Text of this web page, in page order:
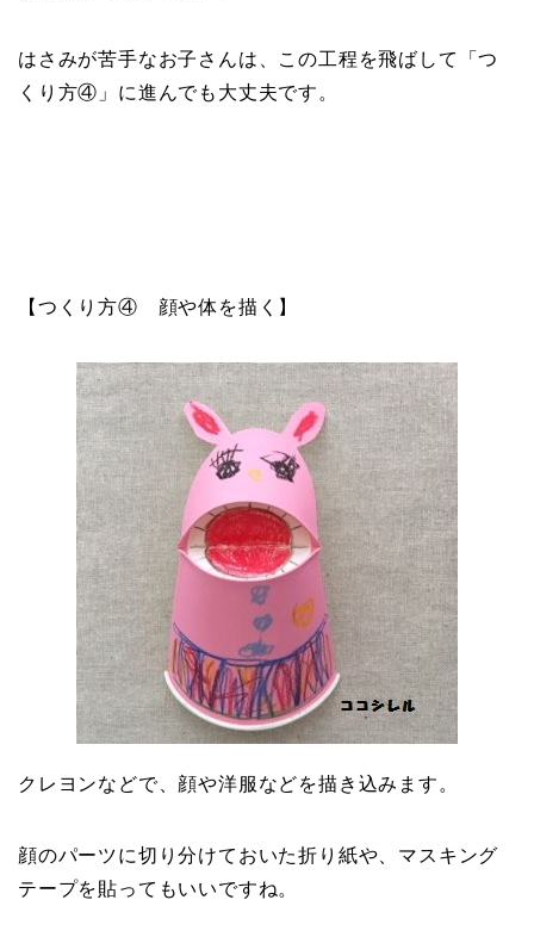
はさみが苦手なお子さんは、この工程を飛ばして「つ
くり方④」に進んでも大丈夫です。
【つくり方④ 顔や体を描く 】
クレヨンなどで、顔や洋服などを描き込みます。
顔のパーツに切り分けておいた折り紙や、マスキング
テープを貼ってもいいですね。